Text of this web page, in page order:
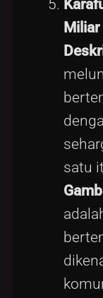
satu